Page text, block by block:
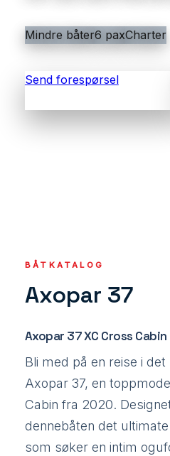
Mindre båter6 paxCharter
Send forespørsel
BÅTKATALOG
Axopar 37
Axopar 37 XC Cross Cabin
Bli med på en reise i
Axopar 37, en
Cabin fra 2020.
dennebåten det
som søker en intim